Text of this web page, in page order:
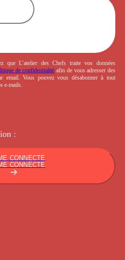
que L’atelier des Chefs traite vos données
de confidentialité afin de vous adresser des
email. Vous pouvez vous désabonner à tout
e-mails.
:
CONNECTE
CONNECTE